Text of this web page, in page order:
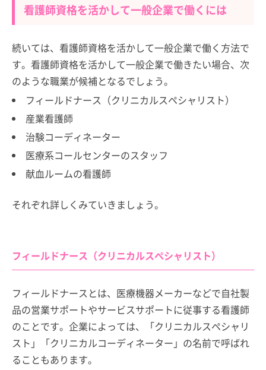
看護師資格を活かして一般企業で働くには
続いては、看護師資格を活かして一般企業で働く方法で
す。看護師資格を活かして一般企業で働きたい場合、次
のような職業が候補となるでしょう。
フィールドナース（クリニカルスペシャリスト）
産業看護師
治験コーディネーター
医療系コールセンターのスタッフ
献血ルームの看護師
それぞれ詳しくみていきましょう。
フィールドナース（クリニカルスペシャリスト）
フィールドナースとは、医療機器メーカーなどで自社製
品の営業サポートやサービスサポートに従事する看護師
のことです。企業によっては、「クリニカルスペシャリ
スト」「クリニカルコーディネーター」の名前で呼ばれ
ることもあります。